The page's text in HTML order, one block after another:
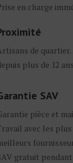
en charge
de
plus de 12
SAV
pièce et
avec les
gratuit